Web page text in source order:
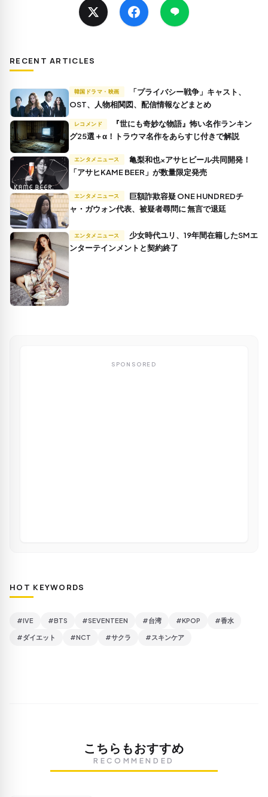
RECENT ARTICLES
韓国ドラマ・映画
OST、人物相関図、配信情報などまとめ
レコメンド
グ25選＋α！トラウマ名作をあらすじ付きで解説
エンタメニュース
「アサヒKAME BEER」が数量限定発売
エンタメニュース
ャ・ガウォン代表、被疑者尋問に 無言で退廷
エンタメニュース
ンターテインメントと契約終了
SPONSORED
HOT KEYWORDS
#IVE #BTS #SEVENTEEN #台湾 #KPOP #香水
#ダイエット #NCT #サクラ #スキンケア
こちらもおすすめ
RECOMMENDED